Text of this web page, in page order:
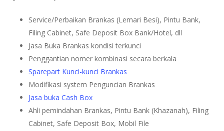
Service/Perbaikan Brankas (Lemari Besi), Pintu Bank,
Filing Cabinet, Safe Deposit Box Bank/Hotel, dll
Jasa Buka Brankas kondisi terkunci
Penggantian nomer kombinasi secara berkala
Sparepart Kunci-kunci Brankas
Modifikasi system Penguncian Brankas
Jasa buka Cash Box
Ahli pemindahan Brankas, Pintu Bank (Khazanah), Filing
Cabinet, Safe Deposit Box, Mobil File